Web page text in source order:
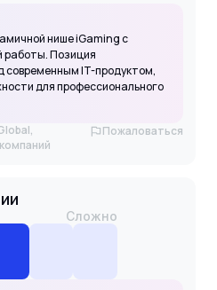
нише iGaming с
работы. Позиция
современным IT-продуктом,
для профессионального
Пожаловаться
Сложно